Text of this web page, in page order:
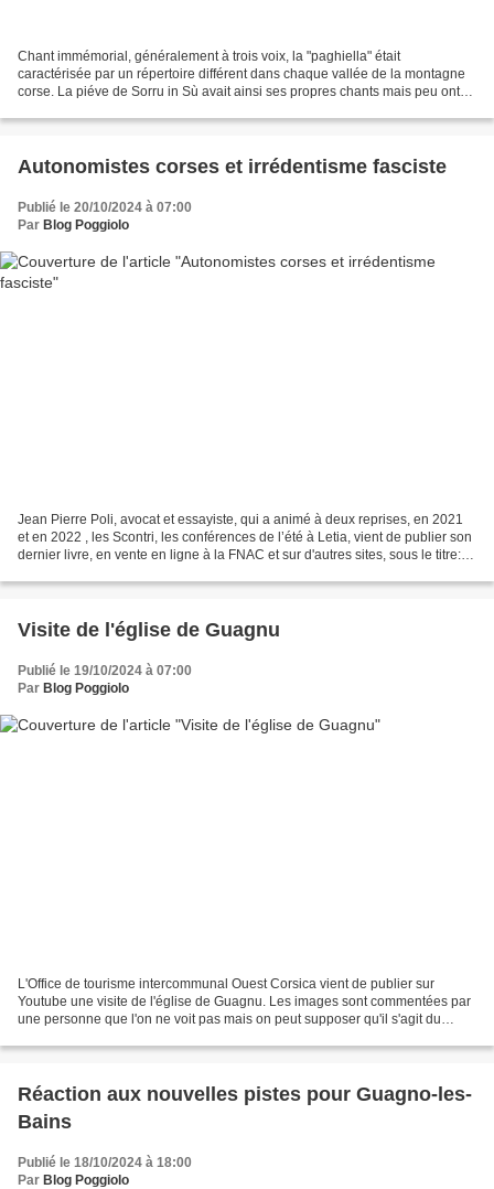
Chant immémorial, généralement à trois voix, la "paghiella" était
caractérisée par un répertoire différent dans chaque vallée de la montagne
corse. La piéve de Sorru in Sù avait ainsi ses propres chants mais peu ont
Autonomistes corses et irrédentisme fasciste
Publié le 20/10/2024 à 07:00
Par Blog Poggiolo
Jean Pierre Poli, avocat et essayiste, qui a animé à deux reprises, en 2021
et en 2022 , les Scontri, les conférences de l’été à Letia, vient de publier son
dernier livre, en vente en ligne à la FNAC et sur d'autres sites, sous le titre:
Visite de l'église de Guagnu
Publié le 19/10/2024 à 07:00
Par Blog Poggiolo
L'Office de tourisme intercommunal Ouest Corsica vient de publier sur
Youtube une visite de l'église de Guagnu. Les images sont commentées par
une personne que l'on ne voit pas mais on peut supposer qu'il s'agit du
Réaction aux nouvelles pistes pour Guagno-les-
Bains
Publié le 18/10/2024 à 18:00
Par Blog Poggiolo